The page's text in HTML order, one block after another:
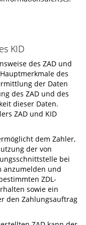
KID
des ZAD und
des
der Daten
des ZAD und des
dieser Daten.
ZAD und KID
dem Zahler,
der von
bei
anzumelden und
ZDL-
sowie ein
den Zahlungsauftrag